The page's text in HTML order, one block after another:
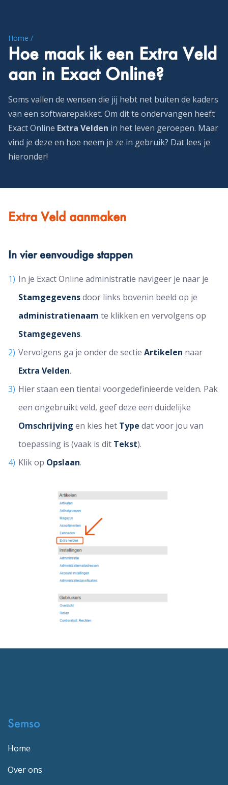
Home /
Hoe maak ik een Extra Veld
aan in Exact Online?
Soms vallen de wensen die jij hebt net buiten de kaders
van een softwarepakket. Om dit te ondervangen heeft
Exact Online Extra Velden in het leven geroepen. Maar
vind je deze en hoe neem je ze in gebruik? Dat lees je
hieronder!
Extra Veld aanmaken
In vier eenvoudige stappen
In je Exact Online administratie navigeer je naar je
Stamgegevensdoor links bovenin beeld op je
administratienaam te klikken en vervolgens op
Stamgegevens.
Vervolgens ga je onder de sectie Artikelen naar
Extra Velden.
Hier staan een tiental voorgedefinieerde velden. Pak
een ongebruikt veld, geef deze een duidelijke
Omschrijving en kies het Type dat voor jou van
toepassing is (vaak is dit Tekst).
Klik op Opslaan.
Semso
Home
Over ons